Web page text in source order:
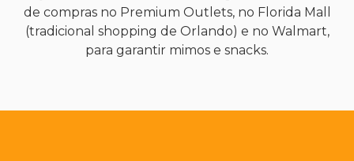
de compras no Premium Outlets, no Florida Mall
(tradicional shopping de Orlando) e no Walmart,
para garantir mimos e snacks.